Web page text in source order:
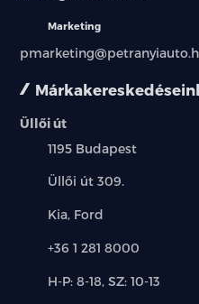
Üllői út
Település:
1195 Budapest
Cím:
Üllői út 309.
Márkák:
Kia, Ford
Telefon:
+36 1 281 8000
Új-
H-P: 8-18, SZ: 10-13
Marketing